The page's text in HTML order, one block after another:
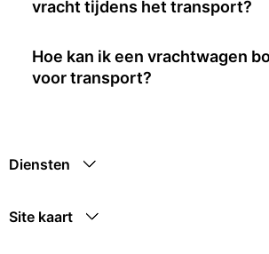
vracht tijdens het transport?
Hoe kan ik een vrachtwagen
voor transport?
Diensten
Site kaart